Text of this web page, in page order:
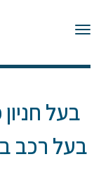
תפריט
בעל
בעל רכב